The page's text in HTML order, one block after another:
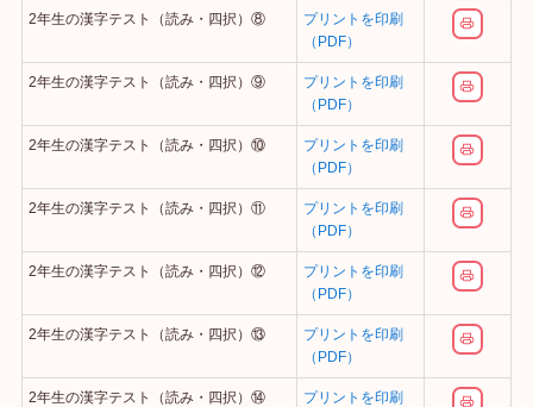
2年生の漢字テスト（読み・四択）⑧
プリントを印刷
（PDF）
2年生の漢字テスト（読み・四択）⑨
プリントを印刷
（PDF）
2年生の漢字テスト（読み・四択）⑩
プリントを印刷
（PDF）
2年生の漢字テスト（読み・四択）⑪
プリントを印刷
（PDF）
2年生の漢字テスト（読み・四択）⑫
プリントを印刷
（PDF）
2年生の漢字テスト（読み・四択）⑬
プリントを印刷
（PDF）
2年生の漢字テスト（読み・四択）⑭
プリントを印刷